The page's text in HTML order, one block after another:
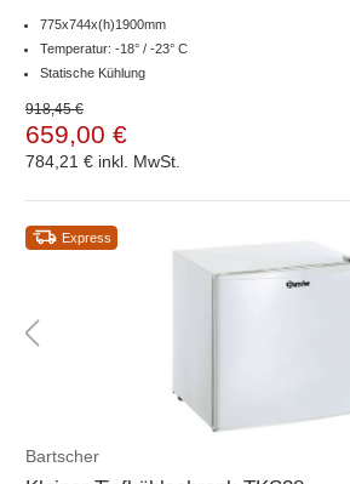
775x744x(h)1900mm
Temperatur: -18° / -23° C
Statische Kühlung
918,45 €
659,00 €
784,21 € inkl. MwSt.
Express
Bartscher